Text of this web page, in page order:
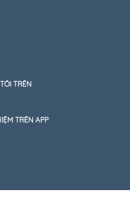
TRÊN
TRÊN APP